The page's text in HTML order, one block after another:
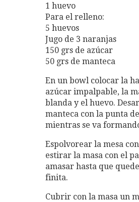
1 huevo
Para el relleno:
5 huevos
Jugo de 3 naranjas
150 grs de azúcar
50 grs de manteca
En un bowl colocar la
azúcar impalpable, la
blanda y el huevo.
manteca con la punta
mientras se va
Espolvorear la mesa
estirar la masa con el
amasar hasta que
finita.
Cubrir con la masa un